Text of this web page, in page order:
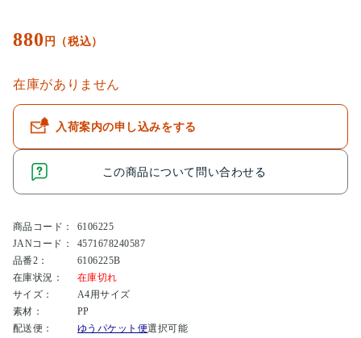
880 円（税込）
在庫がありません
入荷案内の申し込みをする
この商品について問い合わせる
商品コード：
6106225
JANコード：
4571678240587
品番2：
6106225B
在庫状況：
在庫切れ
サイズ：
A4用サイズ
素材：
PP
配送便：
ゆうパケット便選択可能